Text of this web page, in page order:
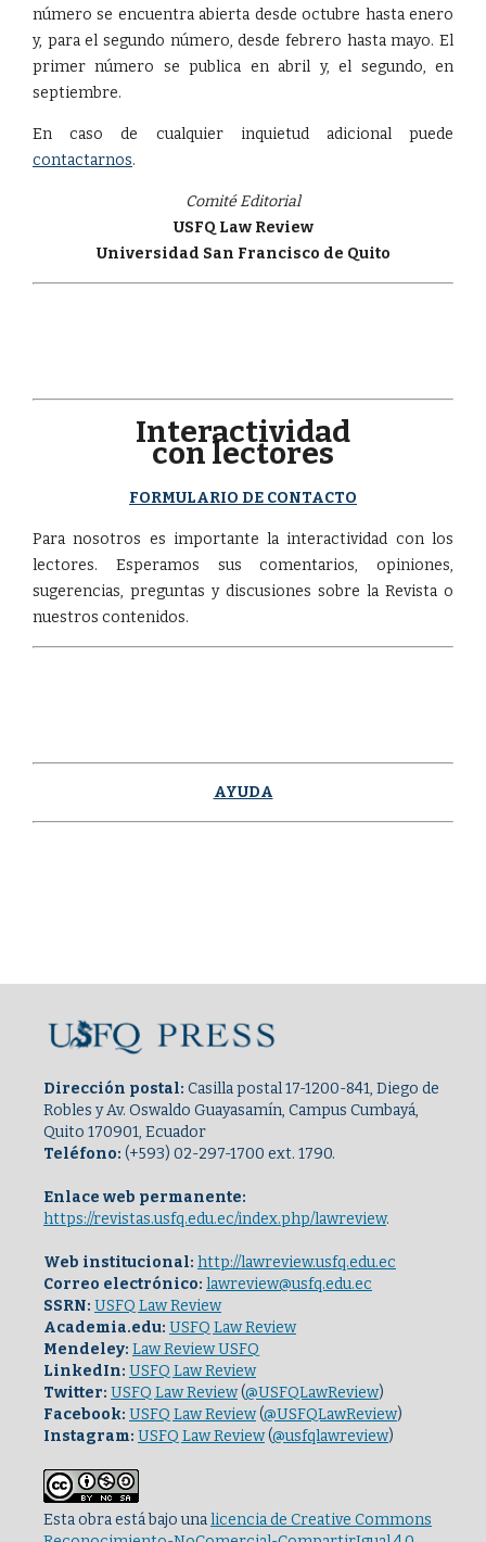
número se encuentra abierta desde octubre hasta enero
y, para el segundo número, desde febrero hasta mayo. El
primer número se publica en abril y, el segundo, en
septiembre.
En caso de cualquier inquietud adicional puede
contactarnos.
Comité Editorial
USFQ Law Review
Universidad San Francisco de Quito
Interactividad
con lectores
FORMULARIO DE CONTACTO
Para nosotros es importante la interactividad con los
lectores. Esperamos sus comentarios, opiniones,
sugerencias, preguntas y discusiones sobre la Revista o
nuestros contenidos.
AYUDA
Dirección postal: Casilla postal 17-1200-841, Diego de
Robles y Av. Oswaldo Guayasamín, Campus Cumbayá,
Quito 170901, Ecuador
Teléfono: (+593) 02-297-1700 ext. 1790.
Enlace web permanente:
https://revistas.usfq.edu.ec/index.php/lawreview.
Web institucional: http://lawreview.usfq.edu.ec
Correo electrónico: lawreview@usfq.edu.ec
SSRN: USFQ Law Review
Academia.edu: USFQ Law Review
Mendeley: Law Review USFQ
LinkedIn: USFQ Law Review
Twitter: USFQ Law Review(@USFQLawReview)
Facebook: USFQ Law Review(@USFQLawReview)
Instagram: USFQ Law Review(@usfqlawreview)
Esta obra está bajo unalicencia de Creative Commons